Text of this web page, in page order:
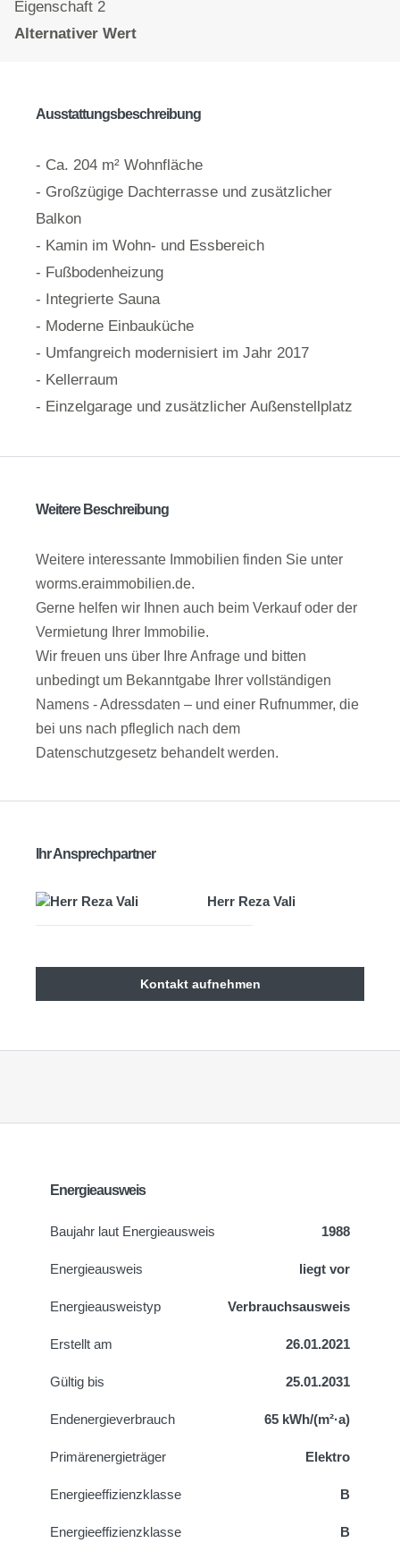
Eigenschaft 2
Alternativer Wert
Ausstattungsbeschreibung
- Ca. 204 m² Wohnfläche
- Großzügige Dachterrasse und zusätzlicher
Balkon
- Kamin im Wohn- und Essbereich
- Fußbodenheizung
- Integrierte Sauna
- Moderne Einbauküche
- Umfangreich modernisiert im Jahr 2017
- Kellerraum
- Einzelgarage und zusätzlicher Außenstellplatz
Weitere Beschreibung
Weitere interessante Immobilien finden Sie unter
worms.eraimmobilien.de.
Gerne helfen wir Ihnen auch beim Verkauf oder der
Vermietung Ihrer Immobilie.
Wir freuen uns über Ihre Anfrage und bitten
unbedingt um Bekanntgabe Ihrer vollständigen
Namens - Adressdaten – und einer Rufnummer, die
bei uns nach pfleglich nach dem
Datenschutzgesetz behandelt werden.
Ihr Ansprechpartner
Herr Reza Vali
Kontakt aufnehmen
Energieausweis
Baujahr laut Energieausweis 1988
Energieausweis liegt vor
Energie­ausweistyp Verbrauchsausweis
Erstellt am 26.01.2021
Gültig bis 25.01.2031
Endenergieverbrauch 65 kWh/(m²·a)
Primärenergieträger Elektro
Energieeffizienzklasse B
Energieeffizienzklasse B